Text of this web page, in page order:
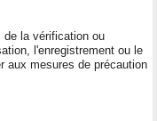
la vérification ou
l'enregistrement ou le
aux mesures de précaution